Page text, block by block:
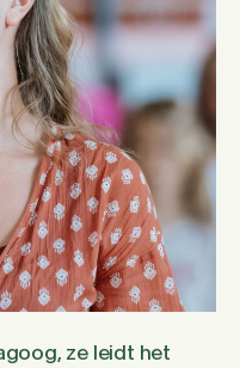
ze leidt het